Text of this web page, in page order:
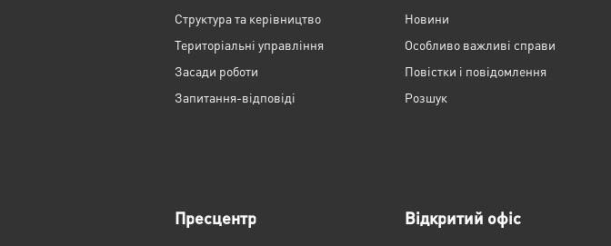
Структура та керівництво
Територіальні управління
Засади роботи
Запитання-відповіді
Новини
Особливо важливі справи
Повістки і повідомлення
Розшук
Пресцентр Відкритий офіс